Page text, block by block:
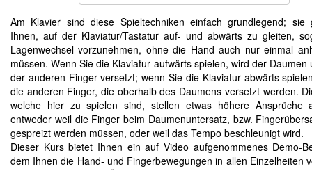
Am Klavier sind diese Spieltechniken einfach grundlegend; sie
Ihnen, auf der Klaviatur/Tastatur auf- und abwärts zu gleiten,
Lagenwechsel vorzunehmen, ohne die Hand auch nur einmal
müssen. Wenn Sie die Klaviatur aufwärts spielen, wird der Daumen
der anderen Finger versetzt; wenn Sie die Klaviatur abwärts
die anderen Finger, die oberhalb des Daumens versetzt werden.
welche hier zu spielen sind, stellen etwas höhere Ansprüche
entweder weil die Finger beim Daumenuntersatz, bzw.
gespreizt werden müssen, oder weil das Tempo beschleunigt wird.
Dieser Kurs bietet Ihnen ein auf Video aufgenommenes Demo-
dem Ihnen die Hand- und Fingerbewegungen in allen Einzelheiten